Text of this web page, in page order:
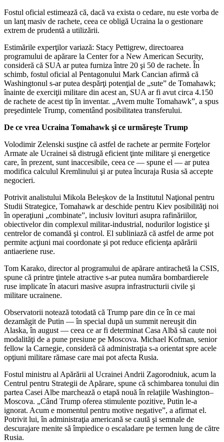
Fostul oficial estimează că, dacă va exista o cedare, nu este vorba de
un lanţ masiv de rachete, ceea ce obligă Ucraina la o gestionare
extrem de prudentă a utilizării.
Estimările experţilor variază: Stacy Pettigrew, directoarea
programului de apărare la Center for a New American Security,
consideră că SUA ar putea furniza între 20 şi 50 de rachete. În
schimb, fostul oficial al Pentagonului Mark Cancian afirmă că
Washingtonul s‑ar putea despărţi potenţial de „sute” de Tomahawk;
înainte de exerciţii militare din acest an, SUA ar fi avut circa 4.150
de rachete de acest tip în inventar. „Avem multe Tomahawk”, a spus
preşedintele Trump, comentând posibilitatea transferului.
De ce vrea Ucraina Tomahawk şi ce urmăreşte Trump
Volodimir Zelenski susţine că astfel de rachete ar permite Forţelor
Armate ale Ucrainei să distrugă eficient ţinte militare şi energetice
care, în prezent, sunt inaccesibile, ceea ce — spune el — ar putea
modifica calculul Kremlinului şi ar putea încuraja Rusia să accepte
negocieri.
Potrivit analistului Mikola Beleșkov de la Institutul Naţional pentru
Studii Strategice, Tomahawk ar deschide pentru Kiev posibilităţi noi
în operaţiuni „combinate”, inclusiv lovituri asupra rafinăriilor,
obiectivelor din complexul militar‑industrial, nodurilor logistice şi
centrelor de comandă şi control. El subliniază că astfel de arme pot
permite acţiuni mai coordonate şi pot reduce eficienţa apărării
antiaeriene ruse.
Tom Karako, director al programului de apărare antirachetă la CSIS,
spune că printre ţintele atractive s‑ar putea număra bombardierele
ruse implicate în atacuri masive asupra infrastructurii civile şi
militare ucrainene.
Observatorii notează totodată că Trump pare din ce în ce mai
dezamăgit de Putin — în special după un summit nereuşit din
Alaska, în august — ceea ce ar fi determinat Casa Albă să caute noi
modalităţi de a pune presiune pe Moscova. Michael Kofman, senior
fellow la Carnegie, consideră că administraţia s‑a orientat spre acele
opţiuni militare rămase care mai pot afecta Rusia.
Fostul ministru al Apărării al Ucrainei Andrii Zagorodniuk, acum la
Centrul pentru Strategii de Apărare, spune că schimbarea tonului din
partea Casei Albe marchează o etapă nouă în relaţiile Washington–
Moscova. „Când Trump oferea stimulente pozitive, Putin le-a
ignorat. Acum e momentul pentru motive negative”, a afirmat el.
Potrivit lui, în administraţia americană se caută şi semnale de
descurajare menite să împiedice o escaladare pe termen lung de către
Rusia.